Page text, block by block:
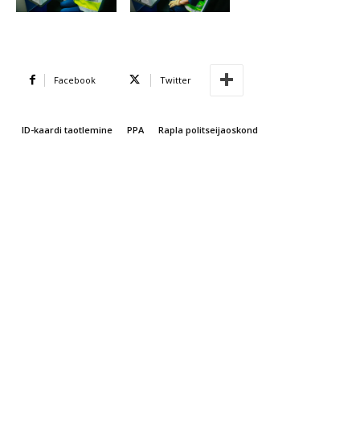
Facebook Twitter
ID-kaar­di taotlemine PPA Rapla politseijaoskond